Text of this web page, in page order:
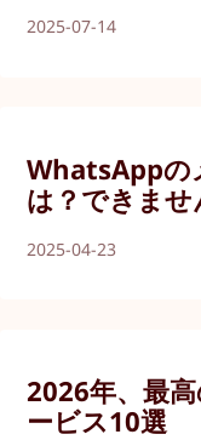
2025-07-14
WhatsAppの
は？できませ
2025-04-23
2026年、最
ービス10選